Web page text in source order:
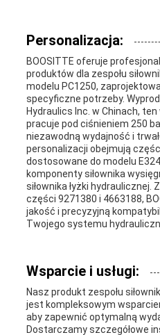
Personalizacja:
BOOSITTE oferuje
produktów dla zespołu
modelu PC1250,
specyficzne potrzeby.
Hydraulics Inc. w Chinach,
pracuje pod ciśnieniem 250
niezawodną wydajność i
personalizacji obejmują
dostosowane do modelu
komponenty siłownika
siłownika łyżki hydraulicznej.
części 9271380 i 4663188,
jakość i precyzyjną
Twojego systemu
Wsparcie i usługi:
Nasz produkt zespołu
jest kompleksowym
aby zapewnić optymalną
Dostarczamy szczegółowe